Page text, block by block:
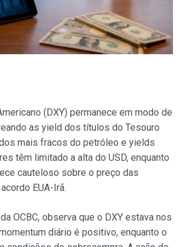
(DXY) permanece em modo de
as yield dos títulos do Tesouro
mais fracos do petróleo e yields
têm limitado a alta do USD, enquanto
cauteloso sobre o preço das
EUA-Irã.
OCBC, observa que o DXY estava nos
diário é positivo, enquanto o